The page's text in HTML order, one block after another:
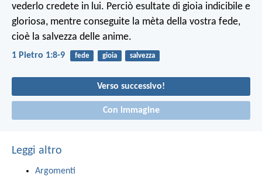
vederlo credete in lui. Perciò esultate di gioia indicibile e
gloriosa, mentre conseguite la mèta della vostra fede,
cioè la salvezza delle anime.
1 Pietro 1:8-9 fede gioia salvezza
Verso successivo!
Con immagine
Leggi altro
Argomenti